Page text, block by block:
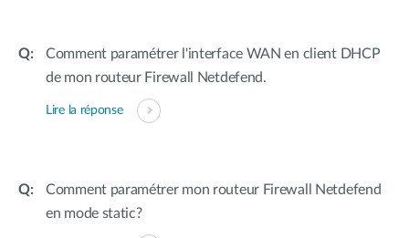
Comment paramétrer l'interface WAN en client DHCP
de mon routeur Firewall Netdefend.
Lire la réponse
Comment paramétrer mon routeur Firewall Netdefend
en mode static?